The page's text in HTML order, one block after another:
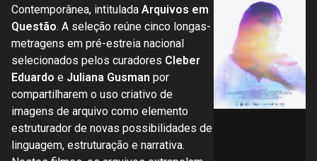
Contemporânea, intitulada Arquivos em
Questão. A seleção reúne cinco longas-
metragens em pré-estreia nacional
selecionados pelos curadores Cleber
Eduardo e Juliana Gusman por
compartilharem o uso criativo de
imagens de arquivo como elemento
estruturador de novas possibilidades de
linguagem, estruturação e narrativa.